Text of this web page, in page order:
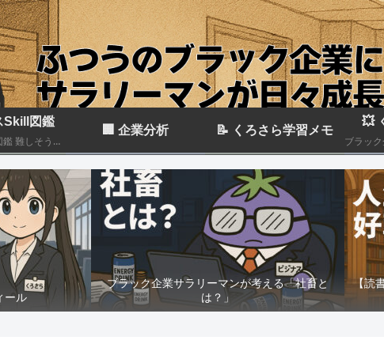
Skill図鑑
📘 ビジナスSkill図鑑 難しそうに見えるビジネススキルも、構造化して分解すれば実はカンタン！いろんなスキルの組み合わせだということがわかると思います このカテゴリでは仕事のスキルを“ナスでもわかる”レベルで図解＆やさしく柔らかく解説していきます🍆
🏢 企業分析 📝 くろさら学習メモ
💥
ール
ブラック企業サラリーマンが考える「社畜と
は？」
【読